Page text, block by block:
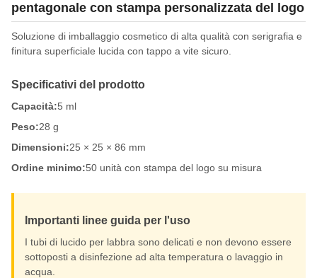
pentagonale con stampa personalizzata del logo
Soluzione di imballaggio cosmetico di alta qualità con serigrafia e
finitura superficiale lucida con tappo a vite sicuro.
Specificativi del prodotto
Capacità:5 ml
Peso:28 g
Dimensioni:25 × 25 × 86 mm
Ordine minimo:50 unità con stampa del logo su misura
Importanti linee guida per l'uso
I tubi di lucido per labbra sono delicati e non devono essere
sottoposti a disinfezione ad alta temperatura o lavaggio in
acqua.